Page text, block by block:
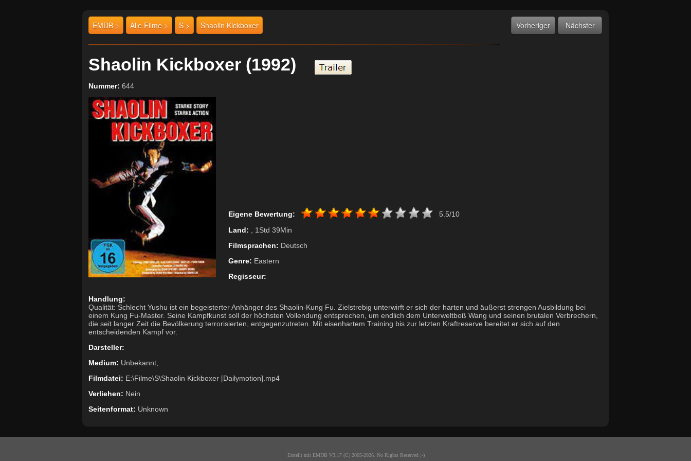
EMDB > Alle Filme > S > Shaolin Kickboxer Vorheriger Nächster
Shaolin Kickboxer (1992)
Nummer: 644
Eigene Bewertung:
5.5/10
Land: , 1Std 39Min
Filmsprachen: Deutsch
Genre: Eastern
Regisseur:
Handlung:
Qualität: Schlecht Yushu ist ein begeisterter Anhänger des Shaolin-Kung Fu. Zielstrebig unterwirft er sich der harten und äußerst strengen Ausbildung bei
einem Kung Fu-Master. Seine Kampfkunst soll der höchsten Vollendung entsprechen, um endlich dem Unterweltboß Wang und seinen brutalen Verbrechern,
die seit langer Zeit die Bevölkerung terrorisierten, entgegenzutreten. Mit eisenhartem Training bis zur letzten Kraftreserve bereitet er sich auf den
entscheidenden Kampf vor.
Darsteller:
Medium: Unbekannt,
Filmdatei: E:\Filme\S\Shaolin Kickboxer [Dailymotion].mp4
Verliehen: Nein
Seitenformat: Unknown
Erstellt mit EMDB V3.17 (C) 2005-2026. No Rights Reserved ;-)